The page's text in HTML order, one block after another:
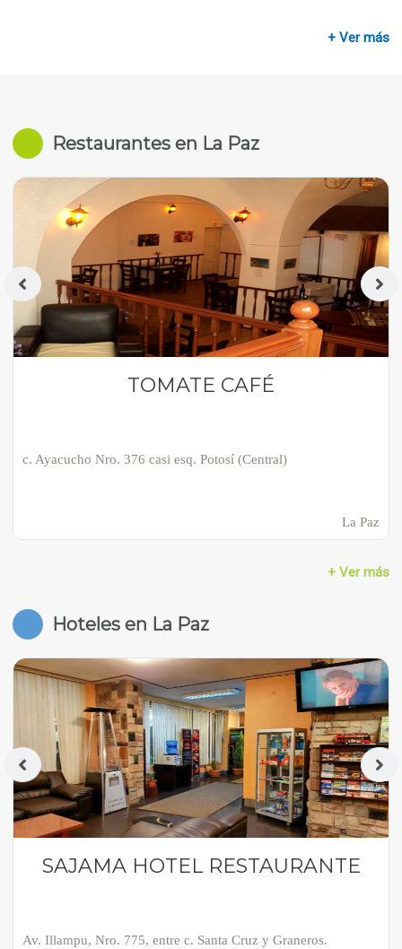
+ Ver más
Restaurantes en La Paz
TOMATE CAFÉ
c. Ayacucho Nro. 376 casi esq. Potosí (Central)
La Paz
+ Ver más
Hoteles en La Paz
SAJAMA HOTEL RESTAURANTE
Av. Illampu, Nro. 775, entre c. Santa Cruz y Graneros.